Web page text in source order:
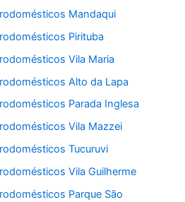
Mandaqui
Pirituba
Vila Maria
Alto da Lapa
Parada Inglesa
Vila Mazzei
Tucuruvi
Vila Guilherme
Parque São